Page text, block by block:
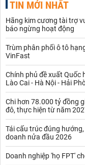
đà tăng cao kỉ lục,
tệ/tấn vào lúc 10h (giờ
Ngành thép Trung
nửa trong 2 tháng đầu
sản lượng tăng mạnh.
Lợi nhuận ngành thép
tệ (tương đương 4,4 tỉ
Ủy ban Cải cách và
hàng đầu của đất nước.
Nguyên nhân khiến sụt
trên thị trường tiếp tục
149,6 triệu tấn, tăng
ngoái.
Sản lượng thép cuộn
điểm phần trăm so với
Sản lượng thép xuất
TIN MỚI NHẤT
Hãng kim cương tài trợ
báo ngừng hoạt động
Trùm phân phối ô tô
VinFast
Chính phủ đề xuất
Lào Cai - Hà Nội - Hải
Chi hơn 78.000 tỷ đồng
đô, thực hiện từ năm
Tái cấu trúc đúng
doanh nửa đầu 2026
Doanh nghiệp 'họ FPT'